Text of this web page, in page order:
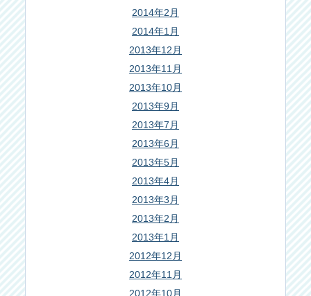
2014年2月
2014年1月
2013年12月
2013年11月
2013年10月
2013年9月
2013年7月
2013年6月
2013年5月
2013年4月
2013年3月
2013年2月
2013年1月
2012年12月
2012年11月
2012年10月